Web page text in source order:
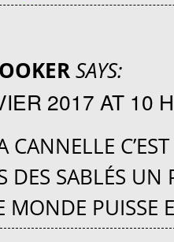
SAYS:
2017 AT 10
CANNELLE
DES SABLÉS
MONDE PUISSE